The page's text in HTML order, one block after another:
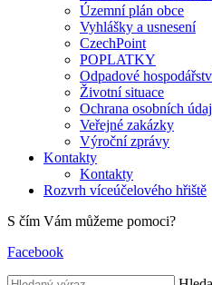
Územní plán obce
Vyhlášky a usnesení
CzechPoint
POPLATKY
Odpadové
Životní situace
Ochrana osobních
Veřejné zakázky
Výroční zprávy
Kontakty
Kontakty
Rozvrh víceúčelového hřiště
S čím Vám můžeme pomoci?
Facebook